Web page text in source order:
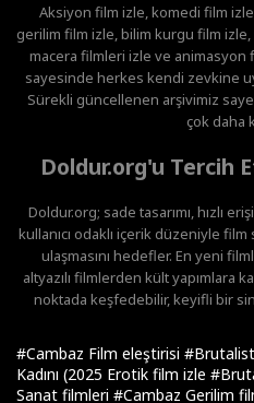
Aksiyon film izle, komedi film
gerilim film izle, bilim kurgu film
macera filmleri izle ve animasyon
sayesinde herkes kendi zevkine
Sürekli güncellenen arşivimiz
çok daha
Doldur.org'u Tercih
Doldur.org; sade tasarımı, hızlı
kullanıcı odaklı içerik düzeniyle
ulaşmasını hedefler. En yeni
altyazılı filmlerden kült yapımlara
noktada keşfedebilir, keyifli bir
#Cambaz Film eleştirisi
Kadını (2025 Erotik film izle
Sanat filmleri #Cambaz Gerilim